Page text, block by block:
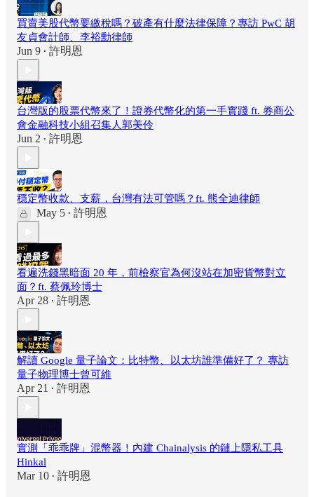
買賣美股代幣要繳稅嗎？破產有什麼法律保障？專訪 PwC 胡
友貞會計師、李裕勳律師
Jun 9 • 許明恩
台灣版的股票代幣來了！證券代幣化的第一手實踐 ft. 券商公
會金融科技小組召集人郭美伶
Jun 2 • 許明恩
穩定幣收款、支薪，台灣有法可管嗎？ft. 熊全迪律師
May 5 • 許明恩
看遍洗錢黑暗面 20 年，前檢察官為何沒站在加密貨幣對立
面？ft. 蔡佩玲博士
Apr 28 • 許明恩
解讀 Google 量子論文：比特幣、以太坊誰準備好了？ 專訪
量子物理博士曾可維
Apr 21 • 許明恩
實測「乖乖牌」混幣器！內建 Chainalysis 的鏈上隱私工具
Hinkal
Mar 10 • 許明恩